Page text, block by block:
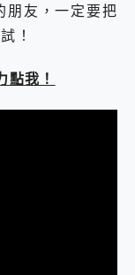
朋友，一定要把
！
點我！